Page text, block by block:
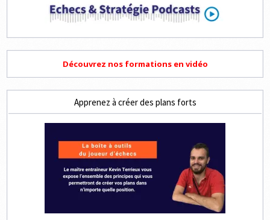
Découvrez nos formations en vidéo
Apprenez à créer des plans forts